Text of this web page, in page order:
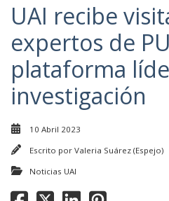
UAI recibe
expertos de
plataforma
investigación
10 Abril 2023
Escrito por Valeria Suárez (Espejo)
Noticias UAI